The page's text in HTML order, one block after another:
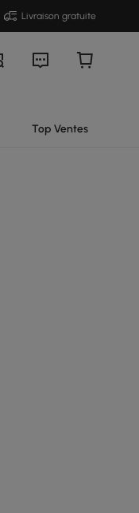
Livraison gratuite
Top Ventes